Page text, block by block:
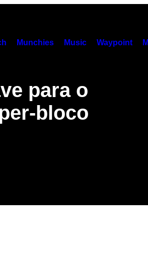
Munchies Music Waypoint
para o
bloco